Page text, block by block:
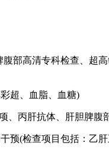
部高清专科检查、超
超、血脂、血糖)
、丙肝抗体、肝胆脾腹
(检查项目包括：乙肝